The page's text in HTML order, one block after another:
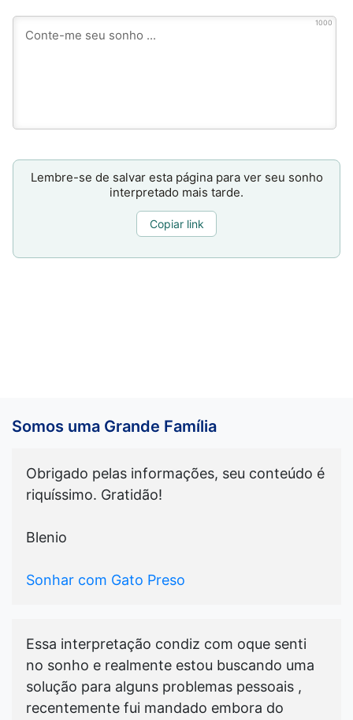
1000
Lembre-se de salvar esta página para ver seu sonho
interpretado mais tarde.
Copiar link
Somos uma Grande Família
Obrigado pelas informações, seu conteúdo é
riquíssimo. Gratidão!
Blenio
Sonhar com Gato Preso
Essa interpretação condiz com oque senti
no sonho e realmente estou buscando uma
solução para alguns problemas pessoais ,
recentemente fui mandado embora do